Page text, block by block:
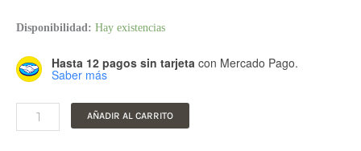
Disponibilidad: Hay existencias
Hasta 12 pagos sin tarjeta con Mercado Pago.
Saber más
Fabric
Nº3
Orange
Pepper
cantidad
AÑADIR AL CARRITO